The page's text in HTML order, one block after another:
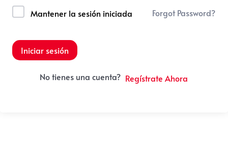
Mantener la sesión iniciada Forgot Password?
Iniciar sesión
No tienes una cuenta? Regístrate Ahora